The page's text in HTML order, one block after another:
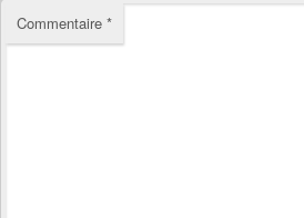
Commentaire *